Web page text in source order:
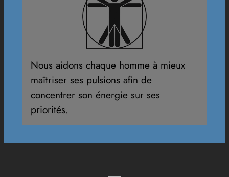
Nous aidons chaque homme à mieux
maîtriser ses pulsions afin de
concentrer son énergie sur ses
priorités.